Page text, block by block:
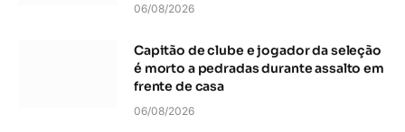
06/08/2026
Capitão de clube e jogador da seleção
é morto a pedradas durante assalto em
frente de casa
06/08/2026